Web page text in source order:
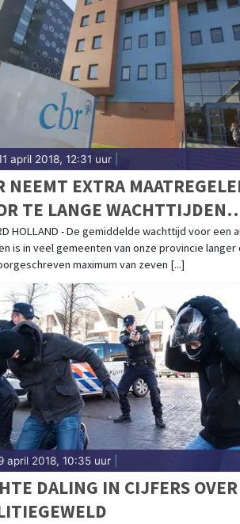
april 2018, 12:31 uur|
NEEMT EXTRA
TE LANGE WACHTTIJDEN
HOLLAND - De gemiddelde wachttijd voor een
is in veel gemeenten van onze provincie langer
maximum van zeven [...]
april 2018, 10:35 uur|
DALING IN CIJFERS OVER